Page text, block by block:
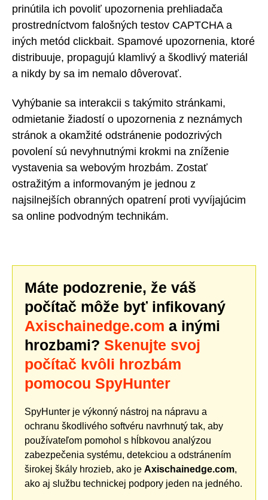
prinútila ich povoliť upozornenia prehliadača
prostredníctvom falošných testov CAPTCHA a
iných metód clickbait. Spamové upozornenia, ktoré
distribuuje, propagujú klamlivý a škodlivý materiál
a nikdy by sa im nemalo dôverovať.
Vyhýbanie sa interakcii s takýmito stránkami,
odmietanie žiadostí o upozornenia z neznámych
stránok a okamžité odstránenie podozrivých
povolení sú nevyhnutnými krokmi na zníženie
vystavenia sa webovým hrozbám. Zostať
ostražitým a informovaným je jednou z
najsilnejších obranných opatrení proti vyvíjajúcim
sa online podvodným technikám.
Máte podozrenie, že váš
počítač môže byť infikovaný
Axischainedge.com a inými
hrozbami? Skenujte svoj
počítač kvôli hrozbám
pomocou SpyHunter
SpyHunter je výkonný nástroj na nápravu a
ochranu škodlivého softvéru navrhnutý tak, aby
používateľom pomohol s hĺbkovou analýzou
zabezpečenia systému, detekciou a odstránením
širokej škály hrozieb, ako je Axischainedge.com,
ako aj službu technickej podpory jeden na jedného.